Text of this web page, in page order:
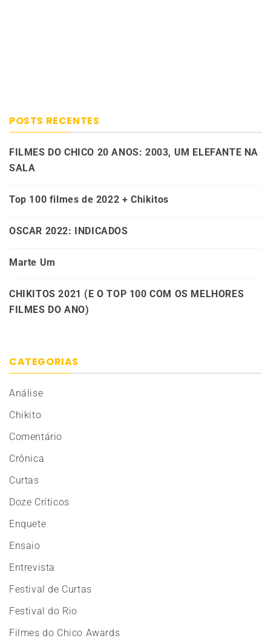
POSTS RECENTES
FILMES DO CHICO 20 ANOS: 2003, UM ELEFANTE NA
SALA
Top 100 filmes de 2022 + Chikitos
OSCAR 2022: INDICADOS
Marte Um
CHIKITOS 2021 (E O TOP 100 COM OS MELHORES
FILMES DO ANO)
CATEGORIAS
Análise
Chikito
Comentário
Crônica
Curtas
Doze Críticos
Enquete
Ensaio
Entrevista
Festival de Curtas
Festival do Rio
Filmes do Chico Awards